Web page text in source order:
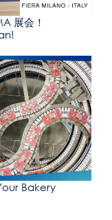
展会！
Bakery